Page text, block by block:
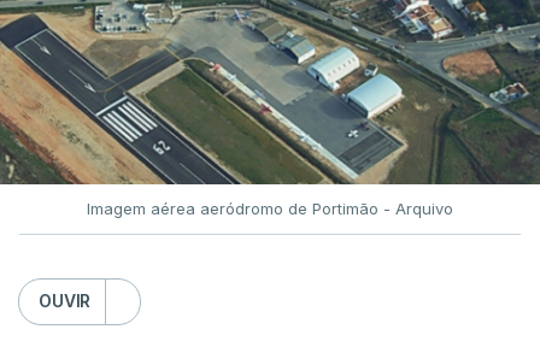
Imagem aérea aeródromo de Portimão - Arquivo
OUVIR